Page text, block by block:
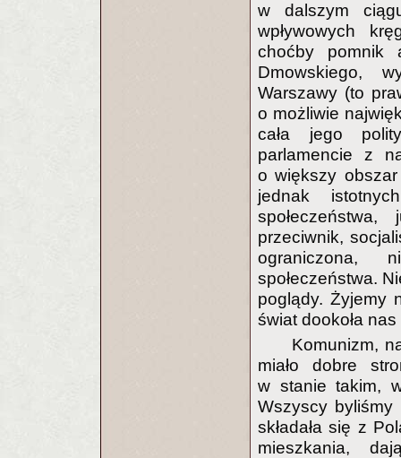
w dalszym
wpływowych
choćby pomnik
Dmowskiego,
Warszawy (to
o możliwie
cała jego
parlamencie z
o większy
jednak
przeciwnik,
ograniczona,
społeczeństwa.
poglądy. Żyjemy
świat dookoła
Komunizm,
miało dobre
w stanie takim,
Wszyscy byliśmy
składała się z
mieszkania,